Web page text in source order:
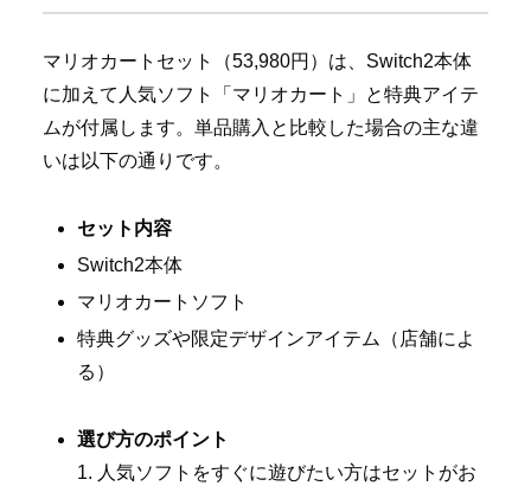
マリオカートセット（53,980円）は、Switch2本体
に加えて人気ソフト「マリオカート」と特典アイテ
ムが付属します。単品購入と比較した場合の主な違
いは以下の通りです。
セット内容
Switch2本体
マリオカートソフト
特典グッズや限定デザインアイテム（店舗によ
る）
選び方のポイント
1. 人気ソフトをすぐに遊びたい方はセットがお